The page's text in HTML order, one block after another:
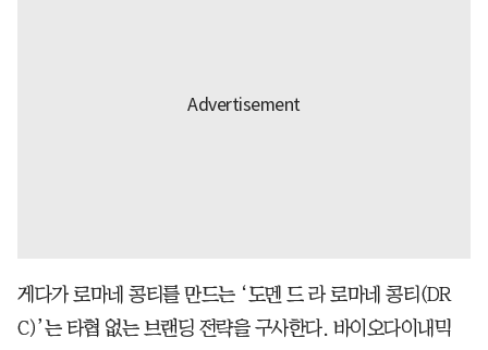
게다가 로마네 콩티를 만드는 ‘도멘 드 라 로마네 콩티(DR
C)’는 타협 없는 브랜딩 전략을 구사한다. 바이오다이내믹